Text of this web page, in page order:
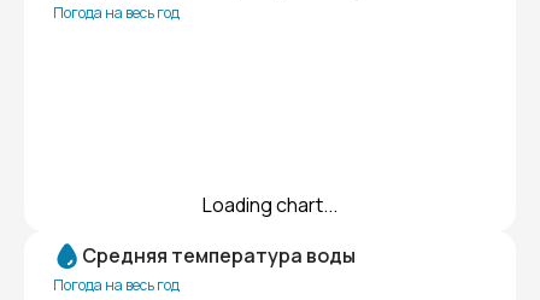
Погода на весь год
Loading chart...
Средняя температура воды
Погода на весь год